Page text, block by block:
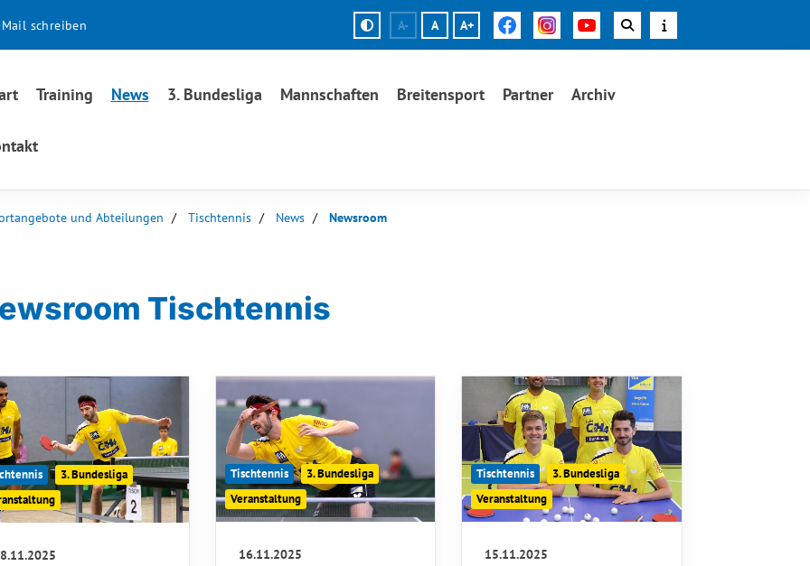
schreiben A- A A+
Training News 3. Bundesliga Mannschaften Breitensport Partner Archiv
und Abteilungen Tischtennis News Newsroom
Tischtennis
3. Bundesliga
Tischtennis
3. Bundesliga
Veranstaltung
16.11.2025
Tischtennis
3. Bundesliga
Veranstaltung
15.11.2025